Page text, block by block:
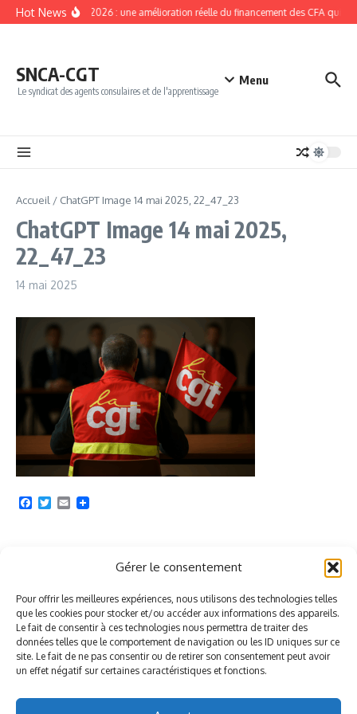
Gérer le consentement
Pour offrir les meilleures expériences, nous utilisons des technologies telles
que les cookies pour stocker et/ou accéder aux informations des appareils.
Le fait de consentir à ces technologies nous permettra de traiter des
données telles que le comportement de navigation ou les ID uniques sur ce
site. Le fait de ne pas consentir ou de retirer son consentement peut avoir
un effet négatif sur certaines caractéristiques et fonctions.
Aller au contenu
Hot NewsNPEC 2026 : une amélioration réelle du financement des CFA qui
SNCA-CGT
Le syndicat des agents consulaires et de l'apprentissage
Menu
Accueil / ChatGPT Image 14 mai 2025, 22_47_23
ChatGPT Image 14 mai 2025,
22_47_23
14 mai 2025
Facebook
Twitter
Email
Rédaction du SNCA-CGT